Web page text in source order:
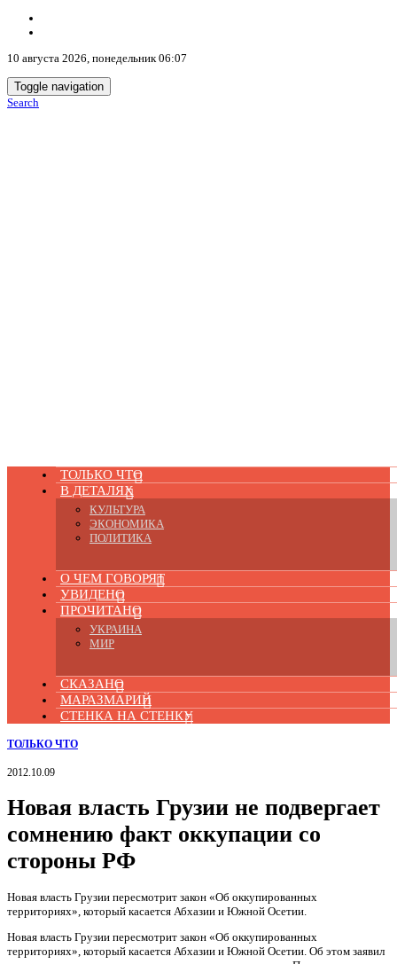
10 августа 2026, понедельник 06:07
Toggle navigation
Search
ТОЛЬКО ЧТО
В ДЕТАЛЯХ
КУЛЬТУРА
ЭКОНОМИКА
ПОЛИТИКА
О ЧЕМ ГОВОРЯТ
УВИДЕНО
ПРОЧИТАНО
УКРАИНА
МИР
СКАЗАНО
МАРАЗМАРИЙ
СТЕНКА НА СТЕНКУ
ТОЛЬКО ЧТО
2012.10.09
Новая власть Грузии не подвергает
сомнению факт оккупации со
стороны РФ
Новая власть Грузии пересмотрит закон «Об оккупированных
территориях», который касается Абхазии и Южной Осетии.
Новая власть Грузии пересмотрит закон «Об оккупированных
территориях», который касается Абхазии и Южной Осетии. Об этом заявил